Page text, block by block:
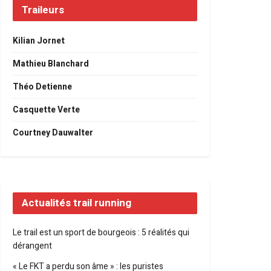
Traileurs
Kilian Jornet
Mathieu Blanchard
Théo Detienne
Casquette Verte
Courtney Dauwalter
Actualités trail running
Le trail est un sport de bourgeois : 5 réalités qui
dérangent
« Le FKT a perdu son âme » : les puristes